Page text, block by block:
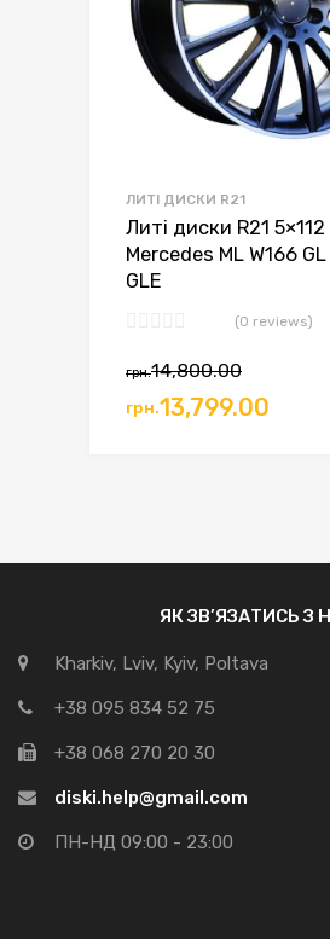
ЛИТІ ДИСКИ R21
Литі диски R21 5×112
Mercedes ML W166
GLE
(0 reviews)
грн.14,800.00
грн.13,799.00
ЯК ЗВ’ЯЗАТИСЬ З
Kharkiv, Lviv, Kyiv, Poltava
+38 095 834 52 75
+38 068 270 20 30
diski.help@gmail.com
ПН-НД 09:00 - 23:00